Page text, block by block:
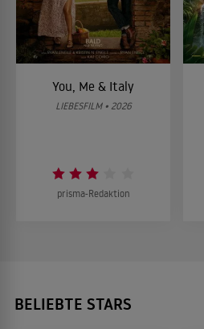
You, Me & Italy
LIEBESFILM • 2026
prisma-Redaktion
BELIEBTE STARS